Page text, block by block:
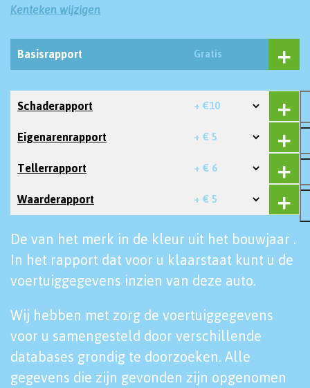
Kenteken wijzigen
Basisrapport Gratis
Schaderapport + €10
Eigenarenrapport + € 5
Tellerrapport + € 6
Waarderapport + € 5
De van het merk in de kleur uit het bouwjaar .
In het rapport dat voor u klaarstaat kunt u de
voertuiggegevens inzien van deze auto.
Wij hebben met zorg de voertuiggegevens
voor u samengesteld door verschillende
databases grondig te doorzoeken. Alle
gegevens die zijn gevonden zijn opgenomen